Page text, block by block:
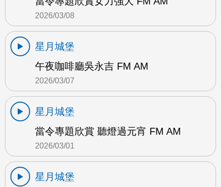
2026/03/08
星月城堡
午夜咖啡廳吳永吉 FM AM
2026/03/07
星月城堡
當令專題欣賞 聽燈過元宵 FM AM
2026/03/01
星月城堡